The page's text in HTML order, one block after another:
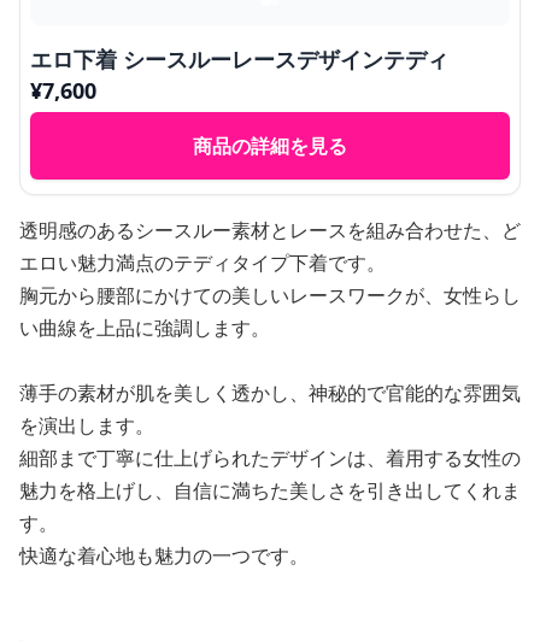
エロ下着 シースルーレースデザインテディ
¥7,600
商品の詳細を見る
透明感のあるシースルー素材とレースを組み合わせた、ど
エロい魅力満点のテディタイプ下着です。
胸元から腰部にかけての美しいレースワークが、女性らし
い曲線を上品に強調します。
薄手の素材が肌を美しく透かし、神秘的で官能的な雰囲気
を演出します。
細部まで丁寧に仕上げられたデザインは、着用する女性の
魅力を格上げし、自信に満ちた美しさを引き出してくれま
す。
快適な着心地も魅力の一つです。